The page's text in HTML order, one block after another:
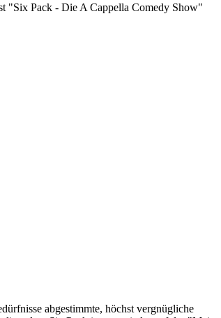
"Six Pack - Die A Cappella Comedy Show"
abgestimmte, höchst vergnügliche